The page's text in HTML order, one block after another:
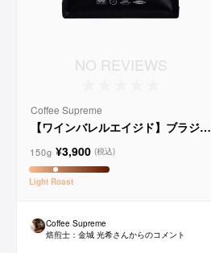
NO REVIEWS
Coffee Supreme
【ワインバレルエイジド】ブラジル
ョ
150g ¥3,900 (税込)
Light Roast
Coffee Supreme
焙煎士： 金城 光希さんからのコメント